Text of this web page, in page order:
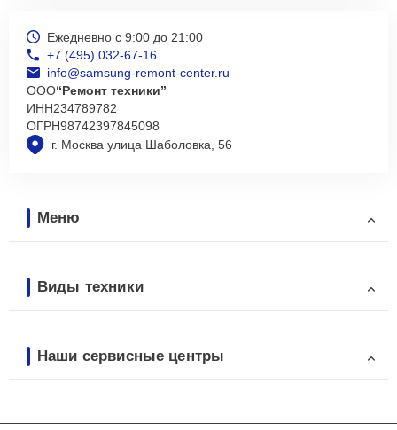
г. Москва улица Шаболовка, 56
Ежедневно с 9:00 до 21:00
+7 (495) 032-67-16
info@samsung-remont-center.ru
ООО“Ремонт техники”
ИНН234789782
ОГРН98742397845098
Меню
Виды техники
Наши сервисные центры